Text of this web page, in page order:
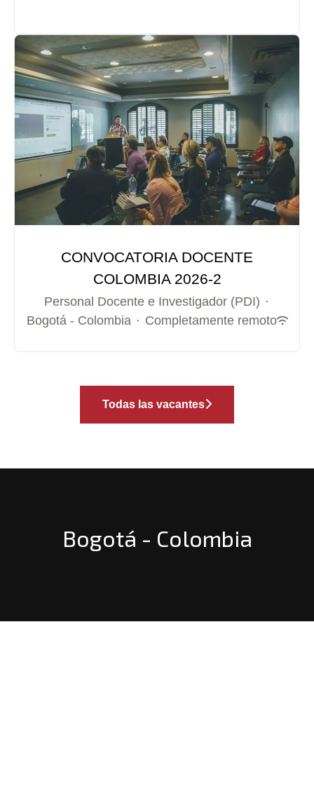
CONVOCATORIA DOCENTE
COLOMBIA 2026-2
Personal Docente e Investigador (PDI) ·
Bogotá - Colombia · Completamente remoto
Todas las vacantes
Bogotá - Colombia